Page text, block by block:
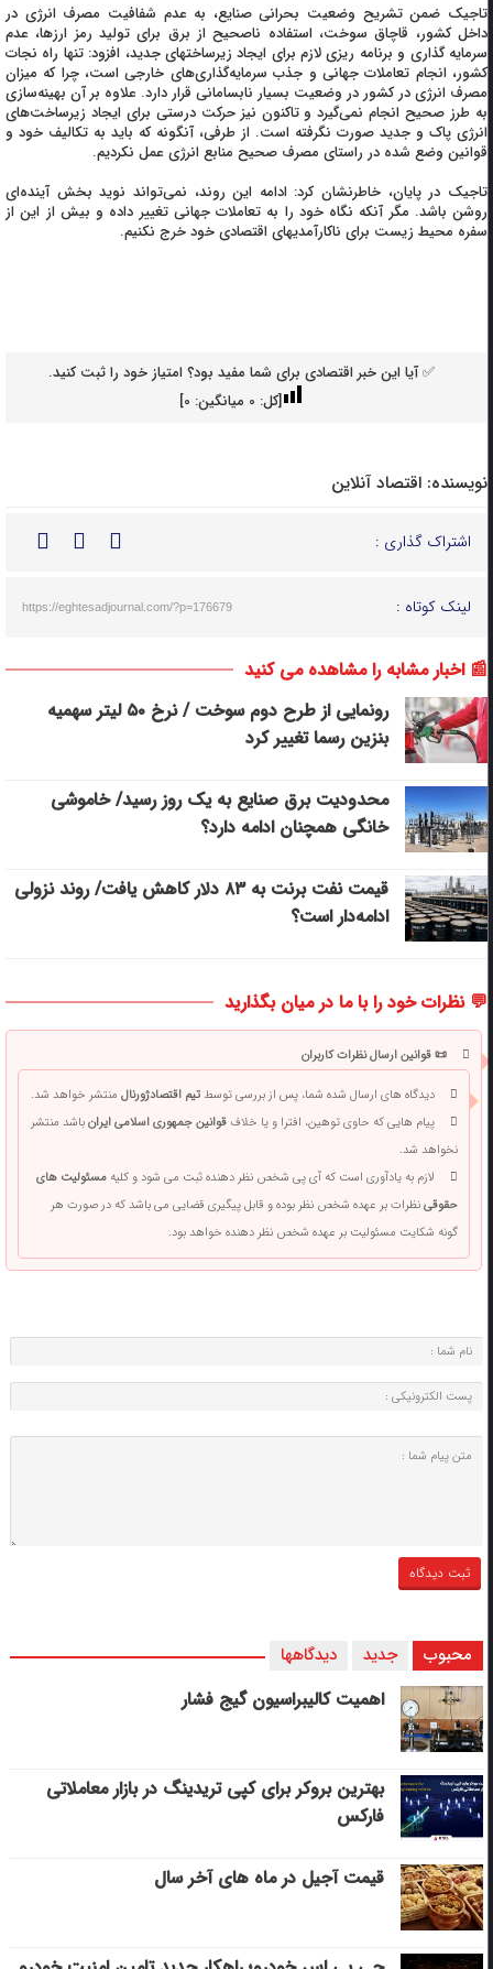
تاجیک ضمن تشریح وضعیت بحرانی صنایع، به عدم شفافیت مصرف انرژی در
داخل کشور، قاچاق سوخت، استفاده ناصحیح از برق برای تولید رمز ارزها، عدم
سرمایه گذاری و برنامه ریزی لازم برای ایجاد زیرساختهای جدید، افزود: تنها راه نجات
کشور، انجام تعاملات جهانی و جذب سرمایه‌گذاری‌های خارجی است، چرا که میزان
مصرف انرژی در کشور در وضعیت بسیار نابسامانی قرار دارد. علاوه بر آن بهینه‌سازی
به طرز صحیح انجام نمی‌گیرد و تاکنون نیز حرکت درستی برای ایجاد زیرساخت‌های
انرژی پاک و جدید صورت نگرفته است. از طرفی، آنگونه که باید به تکالیف خود و
قوانین وضع شده در راستای مصرف صحیح منابع انرژی عمل نکردیم.
تاجیک در پایان، خاطرنشان کرد: ادامه این روند، نمی‌تواند نوید بخش آینده‌ای
روشن باشد. مگر آنکه نگاه خود را به تعاملات جهانی تغییر داده و بیش از این از
سفره محیط زیست برای ناکارآمدیهای اقتصادی خود خرج نکنیم.
✅ آیا این خبر اقتصادی برای شما مفید بود؟ امتیاز خود را ثبت کنید.
[کل: 0میانگین: 0
]
نویسنده: اقتصاد آنلاین
اشتراک گذاری :
لینک کوتاه : https://eghtesadjournal.com/?p=176679
📰 اخبار مشابه را مشاهده می کنید
رونمایی از طرح دوم سوخت / نرخ ۵۰ لیتر سهمیه
بنزین رسما تغییر کرد
محدودیت برق صنایع به یک روز رسید/ خاموشی
خانگی همچنان ادامه دارد؟
قیمت نفت برنت به ۸۳ دلار کاهش یافت/ روند نزولی
ادامه‌دار است؟
💬 نظرات خود را با ما در میان بگذارید
📜 قوانین ارسال نظرات کاربران
دیدگاه های ارسال شده شما، پس از بررسی توسطتیم اقتصادژورنالمنتشر خواهد شد.
پیام هایی که حاوی توهین، افترا و یا خلافقوانین جمهوری اسلامی ایرانباشد منتشر
نخواهد شد.
لازم به یادآوری است که آی پی شخص نظر دهنده ثبت می شود و کلیهمسئولیت های
حقوقینظرات بر عهده شخص نظر بوده و قابل پیگیری قضایی می باشد که در صورت هر
گونه شکایت مسئولیت بر عهده شخص نظر دهنده خواهد بود.
محبوب جدید دیدگاهها
اهمیت کالیبراسیون گیج فشار
بهترین بروکر برای کپی‌ تریدینگ در بازار معاملاتی
فارکس
قیمت آجیل در ماه های آخر سال